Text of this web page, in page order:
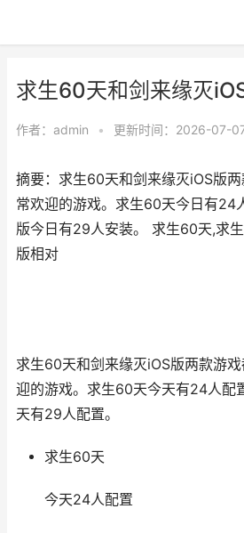
求生60天和剑来缘灭
作者： admin • 更新时间：2026-07-
摘要：求生60天和剑来缘灭iOS版
常欢迎的游戏。求生60天今日有24
版今日有29人安装。 求生60天,求
版相对
求生60天和剑来缘灭iOS版两款游
迎的游戏。求生60天今天有24人配
天有29人配置。
求生60天
今天24人配置